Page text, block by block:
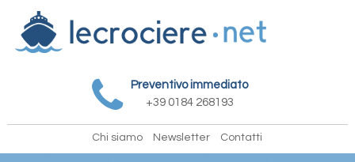
Preventivo immediato
+39 0184 268193
Chi siamo Newsletter Contatti